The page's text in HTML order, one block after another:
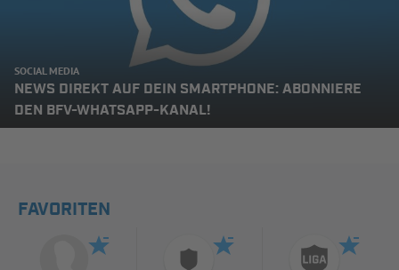
SOCIAL MEDIA
NEWS DIREKT AUF DEIN SMARTPHONE: ABONNIERE
DEN BFV-WHATSAPP-KANAL!
FAVORITEN